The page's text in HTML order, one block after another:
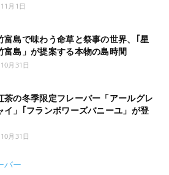
月1日
富島で味わう命草と祭事の世界、｢星
富島」が提案する本物の島時間
月31日
茶の冬季限定フレーバー「アールグレ
イ」｢フランボワーズバニーユ」が登
月31日
バー